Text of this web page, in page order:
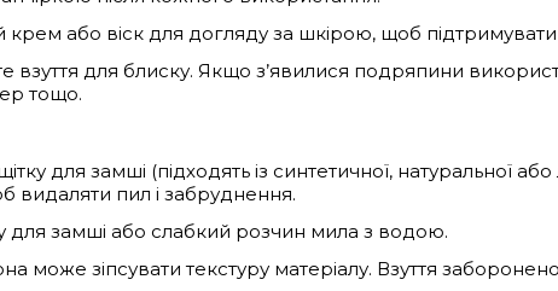
або віск для догляду за шкірою, щоб підтримувати
взуття для блиску. Якщо з’явилися подряпини
тощо.
для замші (підходять із синтетичної, натуральної
видаляти пил і забруднення.
для замші або слабкий розчин мила з водою.
може зіпсувати текстуру матеріалу. Взуття